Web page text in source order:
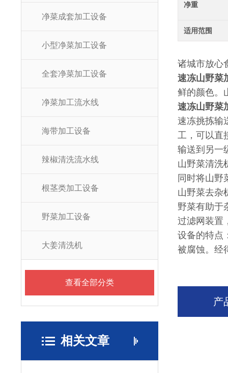
净菜成套加工设备
小型净菜加工设备
全套净菜加工设备
净菜加工流水线
海带加工设备
辣椒清洗流水线
根茎类加工设备
野菜加工设备
大姜清洗机
查看全部分类
相关文章
净重
适用范围
诸城市放心
速冻山野菜
鲜的颜色。
速冻山野菜
速冻挑拣输
工，可以直
输送到另一
山野菜清洗
同时将山野
山野菜去杂
野菜有助于
过滤网装置
设备的特点
被腐蚀。经
产